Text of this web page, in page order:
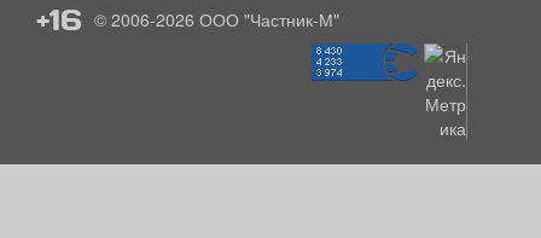
+16 © 2006-2026 ООО "Частник-М"